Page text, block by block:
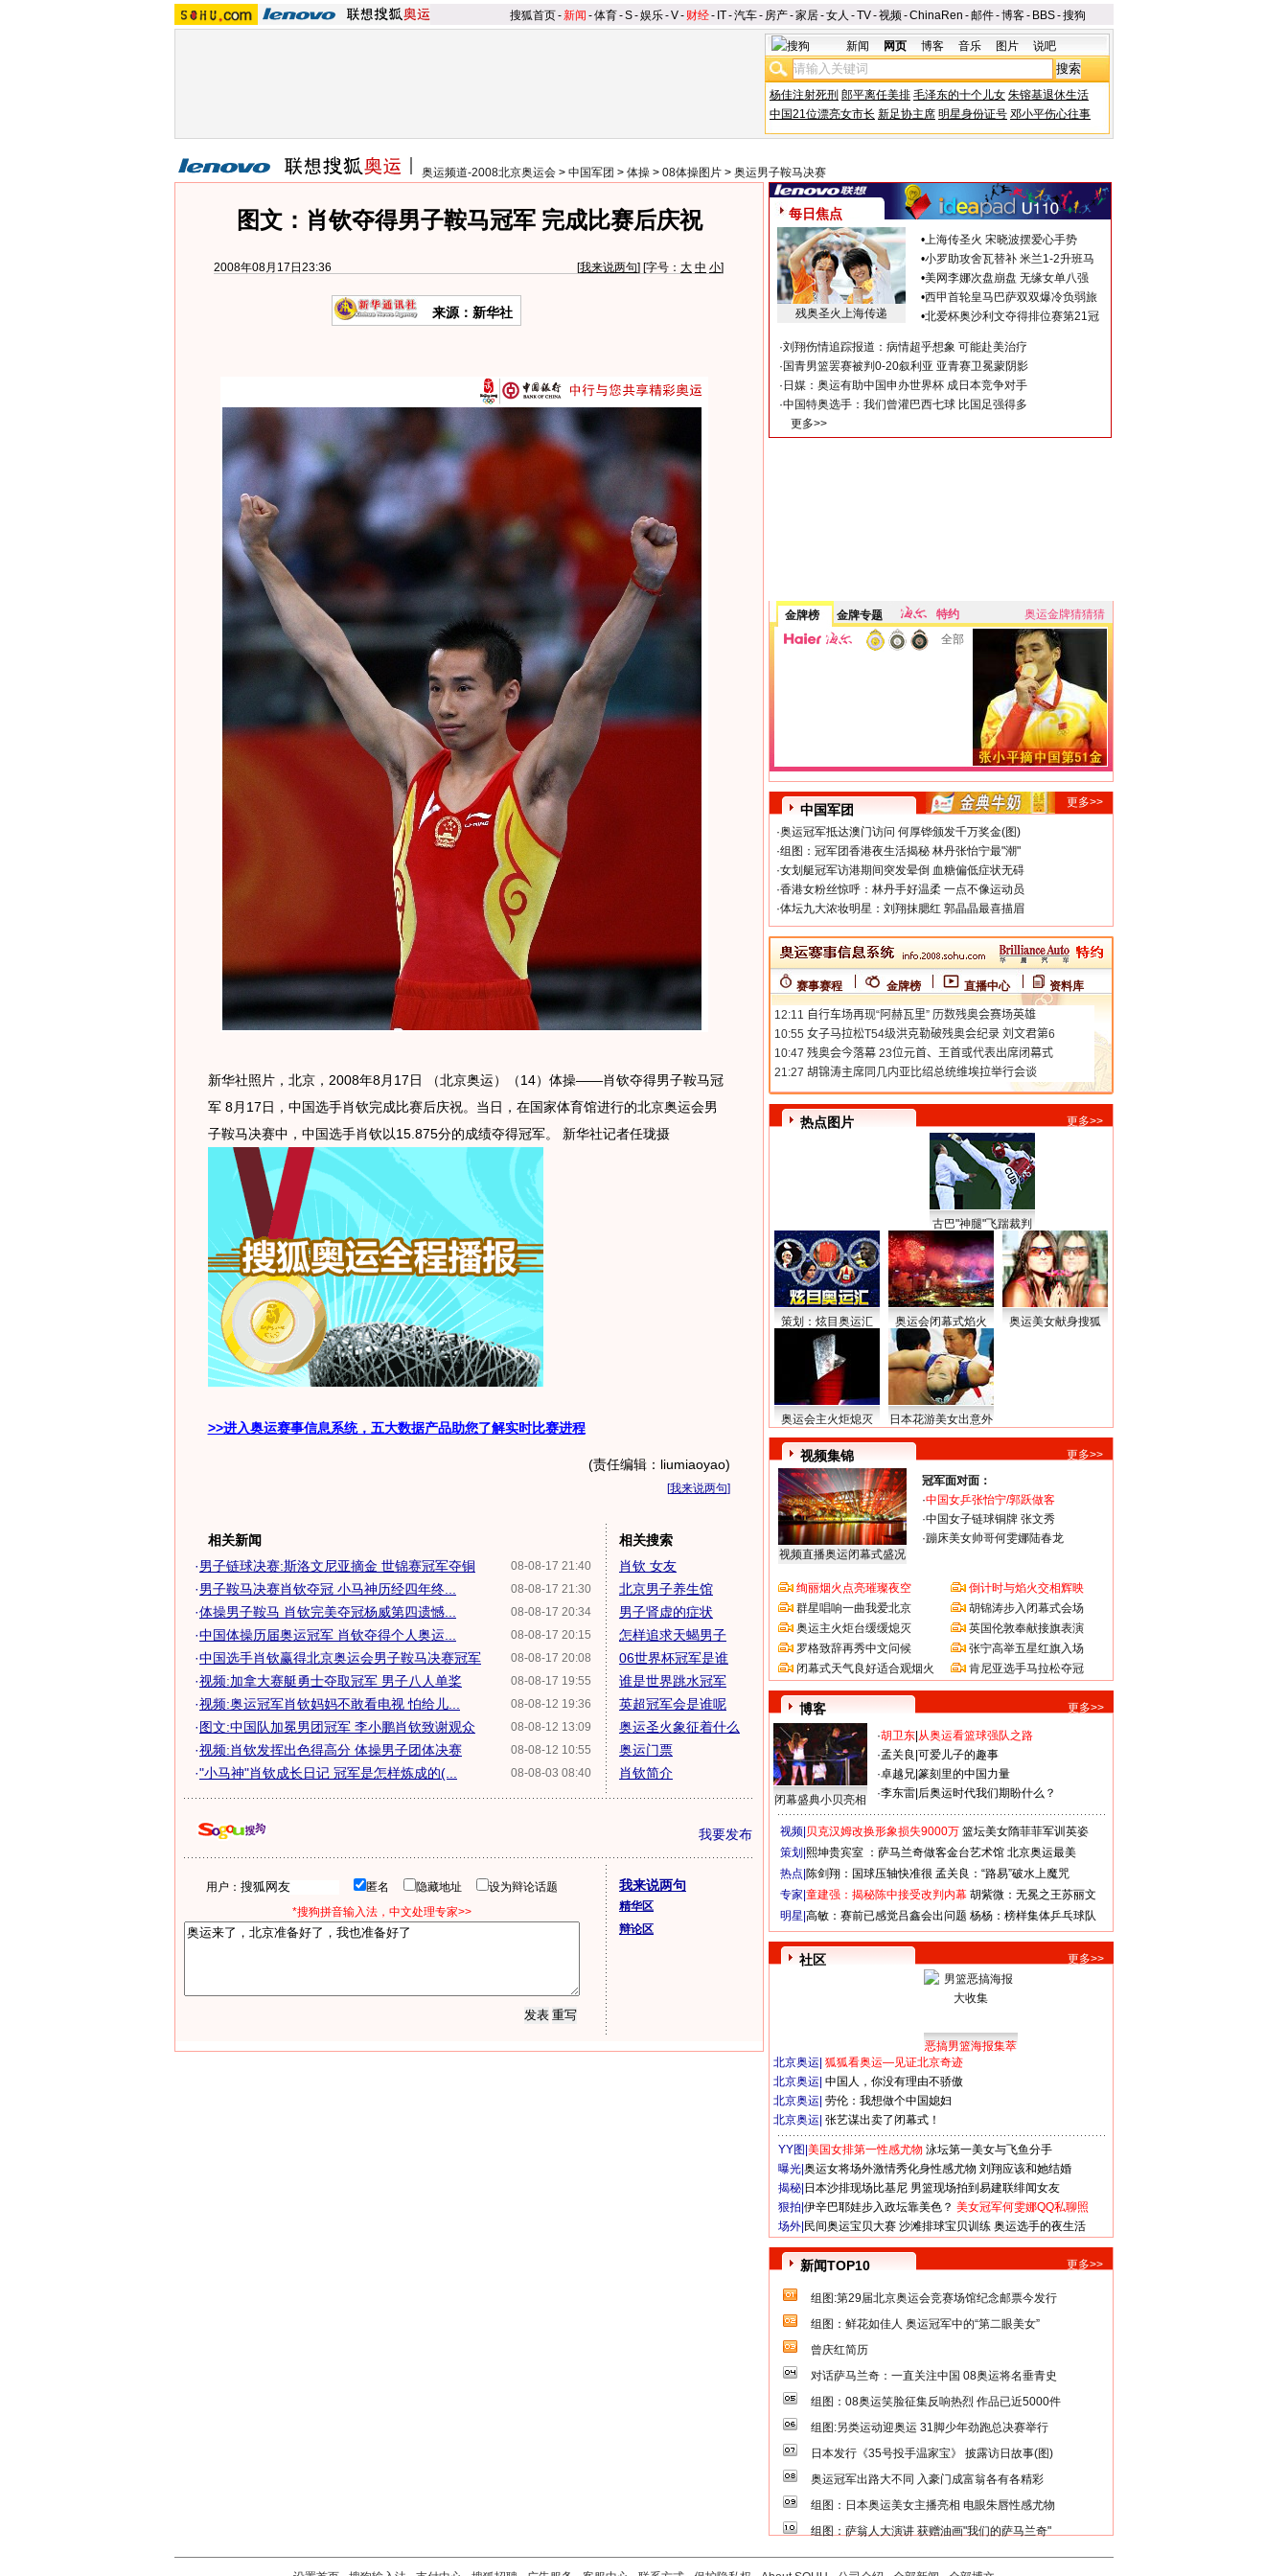
搜狐首页-新闻 -体育-S-娱乐-V- 财经- IT-汽车- 房产-家居-女人 -TV-视频-ChinaRen -邮件-博客- BBS-搜狗
新闻 网页 博客 音乐 图片 说吧
杨佳注射死刑 郎平离任美排 毛泽东的十个儿女 朱镕基退休生活
中国21位漂亮女市长 新足协主席 明星身份证号 邓小平伤心往事
奥运频道-2008北京奥运会 > 中国军团 > 体操 > 08体操图片 > 奥运男子鞍马决赛
图文：肖钦夺得男子鞍马冠军 完成比赛后庆祝
2008年08月17日23:36 [我来说两句] [字号： 大 中 小]
来源：新华社
新华社照片，北京，2008年8月17日 （北京奥运）（14）体操——肖钦夺得男子鞍马冠
军 8月17日，中国选手肖钦完成比赛后庆祝。当日，在国家体育馆进行的北京奥运会男
子鞍马决赛中，中国选手肖钦以15.875分的成绩夺得冠军。 新华社记者任珑摄
>>进入奥运赛事信息系统，五大数据产品助您了解实时比赛进程
(责任编辑：liumiaoyao)
[我来说两句]
相关新闻
08-08-17 21:40
·男子链球决赛:斯洛文尼亚摘金 世锦赛冠军夺铜
08-08-17 21:30
·男子鞍马决赛肖钦夺冠 小马神历经四年终...
08-08-17 20:34
·体操男子鞍马 肖钦完美夺冠杨威第四遗憾...
08-08-17 20:15
·中国体操历届奥运冠军 肖钦夺得个人奥运...
08-08-17 20:08
·中国选手肖钦赢得北京奥运会男子鞍马决赛冠军
08-08-17 19:55
·视频:加拿大赛艇勇士夺取冠军 男子八人单桨
08-08-12 19:36
·视频:奥运冠军肖钦妈妈不敢看电视 怕给儿...
08-08-12 13:09
·图文:中国队加冕男团冠军 李小鹏肖钦致谢观众
08-08-12 10:55
·视频:肖钦发挥出色得高分 体操男子团体决赛
08-08-03 08:40
·"小马神"肖钦成长日记 冠军是怎样炼成的(...
相关搜索
肖钦 女友
北京男子养生馆
男子肾虚的症状
怎样追求天蝎男子
06世界杯冠军是谁
谁是世界跳水冠军
英超冠军会是谁呢
奥运圣火象征着什么
奥运门票
肖钦简介
我要发布
用户： 匿名 隐藏地址
设为辩论话题
*搜狗拼音输入法，中文处理专家>>
我来说两句
精华区
辩论区
每日焦点
残奥圣火上海传递
•上海传圣火 宋晓波摆爱心手势
•小罗助攻舍瓦替补 米兰1-2升班马
•美网李娜次盘崩盘 无缘女单八强
•西甲首轮皇马巴萨双双爆冷负弱旅
•北爱杯奥沙利文夺得排位赛第21冠
·刘翔伤情追踪报道：病情超乎想象 可能赴美治疗
· 国青男篮罢赛被判0-20叙利亚 亚青赛卫冕蒙阴影
· 日媒：奥运有助中国申办世界杯 成日本竞争对手
·中国特奥选手：我们曾灌巴西七球 比国足强得多
更多>>
金牌榜 金牌专题 特约
奥运金牌猜猜猜
全部
中国军团
更多>>
·奥运冠军抵达澳门访问 何厚铧颁发千万奖金(图)
·组图：冠军团香港夜生活揭秘 林丹张怡宁最"潮"
·女划艇冠军访港期间突发晕倒 血糖偏低症状无碍
·香港女粉丝惊呼：林丹手好温柔 一点不像运动员
·体坛九大浓妆明星：刘翔抹腮红 郭晶晶最喜描眉
赛事赛程 金牌榜 直播中心 资料库
热点图片 更多>>
古巴"神腿"飞踹裁判
策划：炫目奥运汇 奥运会闭幕式焰火 奥运美女献身搜狐
奥运会主火炬熄灭 日本花游美女出意外
视频集锦 更多>>
视频直播奥运闭幕式盛况
冠军面对面：
·中国女乒张怡宁/郭跃做客
·中国女子链球铜牌 张文秀
·蹦床美女帅哥何雯娜陆春龙
绚丽烟火点亮璀璨夜空
群星唱响一曲我爱北京
奥运主火炬台缓缓熄灭
罗格致辞再秀中文问候
闭幕式天气良好适合观烟火
倒计时与焰火交相辉映
胡锦涛步入闭幕式会场
英国伦敦奉献接旗表演
张宁高举五星红旗入场
肯尼亚选手马拉松夺冠
博客 更多>>
闭幕盛典小贝亮相
·胡卫东 从奥运看篮球强队之路
·孟关良 可爱儿子的趣事
·卓越兄 篆刻里的中国力量
·李东雷 后奥运时代我们期盼什么？
视频| 贝克汉姆改换形象损失9000万 篮坛美女隋菲菲军训英姿
策划| 熙坤贵宾室 ：萨马兰奇做客金台艺术馆 北京奥运最美
热点| 陈剑翔：国球压轴快准很 孟关良：“路易”破水上魔咒
专家| 童建强：揭秘陈中接受改判内幕 胡紫微：无冕之王苏丽文
明星| 高敏：赛前已感觉吕鑫会出问题 杨杨：榜样集体乒乓球队
社区 更多>>
恶搞男篮海报集萃
北京奥运 狐狐看奥运—见证北京奇迹
北京奥运 中国人，你没有理由不骄傲
北京奥运 劳伦：我想做个中国媳妇
北京奥运 张艺谋出卖了闭幕式！
YY图| 美国女排第一性感尤物 泳坛第一美女与飞鱼分手
曝光| 奥运女将场外激情秀化身性感尤物 刘翔应该和她结婚
揭秘| 日本沙排现场比基尼 男篮现场拍到易建联绯闻女友
狠拍| 伊辛巴耶娃步入政坛靠美色？ 美女冠军何雯娜QQ私聊照
场外| 民间奥运宝贝大赛 沙滩排球宝贝训练 奥运选手的夜生活
新闻TOP10 更多>>
组图:第29届北京奥运会竞赛场馆纪念邮票今发行
组图：鲜花如佳人 奥运冠军中的“第二眼美女”
曾庆红简历
对话萨马兰奇：一直关注中国 08奥运将名垂青史
组图：08奥运笑脸征集反响热烈 作品已近5000件
组图:另类运动迎奥运 31脚少年劲跑总决赛举行
日本发行《35号投手温家宝》 披露访日故事(图)
奥运冠军出路大不同 入豪门成富翁各有各精彩
组图：日本奥运美女主播亮相 电眼朱唇性感尤物
组图：萨翁人大演讲 获赠油画"我们的萨马兰奇"